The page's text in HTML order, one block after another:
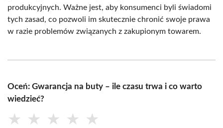
produkcyjnych. Ważne jest, aby konsumenci byli świadomi
tych zasad, co pozwoli im skutecznie chronić swoje prawa
w razie problemów związanych z zakupionym towarem.
Oceń: Gwarancja na buty – ile czasu trwa i co warto
wiedzieć?
★ ★ ★ ★ ★